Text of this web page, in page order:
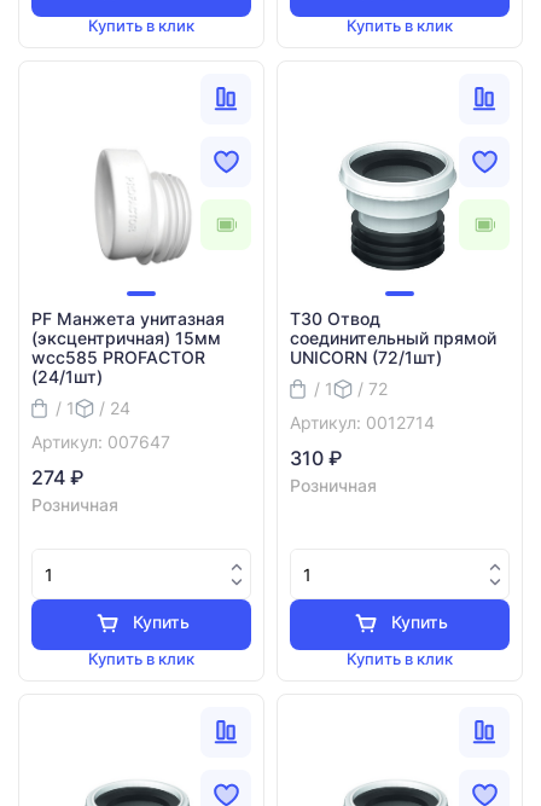
Купить в клик Купить в клик
PF Манжета унитазная
(эксцентричная) 15мм
wcc585 PROFACTOR
(24/1шт)
/ 1
/ 24
Артикул: 007647
274 ₽
Розничная
Купить
Купить в клик
T30 Отвод
соединительный прямой
UNICORN (72/1шт)
/ 1
/ 72
Артикул: 0012714
310 ₽
Розничная
Купить
Купить в клик